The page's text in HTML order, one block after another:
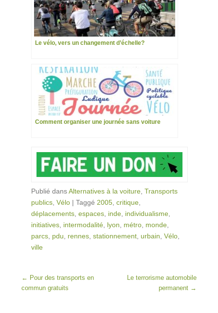
Le vélo, vers un changement d’échelle?
Comment organiser une journée sans voiture
Publié dansAlternatives à la voiture, Transports
publics, Vélo | Taggé 2005, critique,
déplacements, espaces, inde, individualisme,
initiatives, intermodalité, lyon, métro, monde,
parcs, pdu, rennes, stationnement, urbain, Vélo,
ville
Post navigation
← Pour des transports en
commun gratuits
Le terrorisme automobile
permanent →